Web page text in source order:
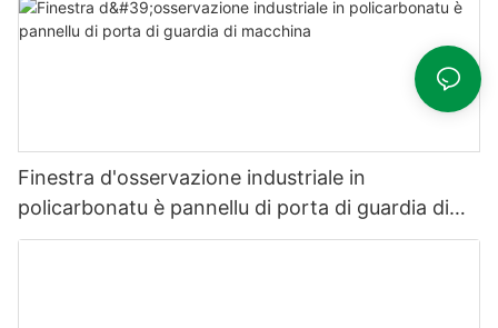
Finestra d'osservazione industriale in
policarbonatu è pannellu di porta di guardia di
macchina